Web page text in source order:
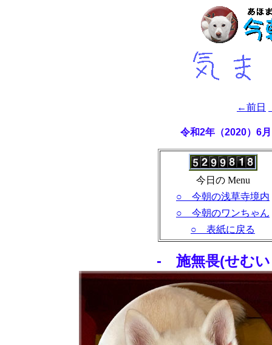
←前日
令和2年（2020）6
今日の Menu
○ 今朝の浅草寺境内
○ 今朝のワンちゃん
○ 表紙に戻る
- 施無畏(せむ